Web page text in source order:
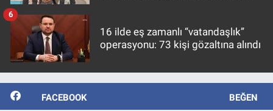
16 ilde eş zamanlı “vatandaşlık”
operasyonu: 73 kişi gözaltına alındı
6
FACEBOOK BEĞEN